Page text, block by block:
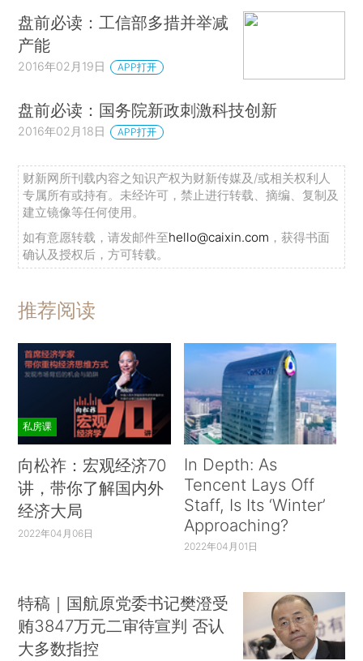
盘前必读：工信部多措并举减
产能
2016年02月19日 APP打开
盘前必读：国务院新政刺激科技创新
2016年02月18日 APP打开
财新网所刊载内容之知识产权为财新传媒及/或相关权利人
专属所有或持有。未经许可，禁止进行转载、摘编、复制及
建立镜像等任何使用。
如有意愿转载，请发邮件至hello@caixin.com ，获得书面
确认及授权后，方可转载。
推荐阅读
私房课
向松祚：宏观经济70
讲，带你了解国内外
经济大局
2022年04月06日
In Depth: As
Tencent Lays Off
Staff, Is Its ‘Winter’
Approaching?
2022年04月01日
特稿｜国航原党委书记樊澄受
贿3847万元二审待宣判 否认
大多数指控